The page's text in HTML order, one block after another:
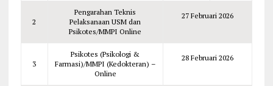
2
Pengarahan Teknis
Pelaksanaan USM dan
Psikotes/MMPI Online
27 Februari 2026
3
Psikotes (Psikologi &
Farmasi)/MMPI (Kedokteran) –
Online
28 Februari 2026